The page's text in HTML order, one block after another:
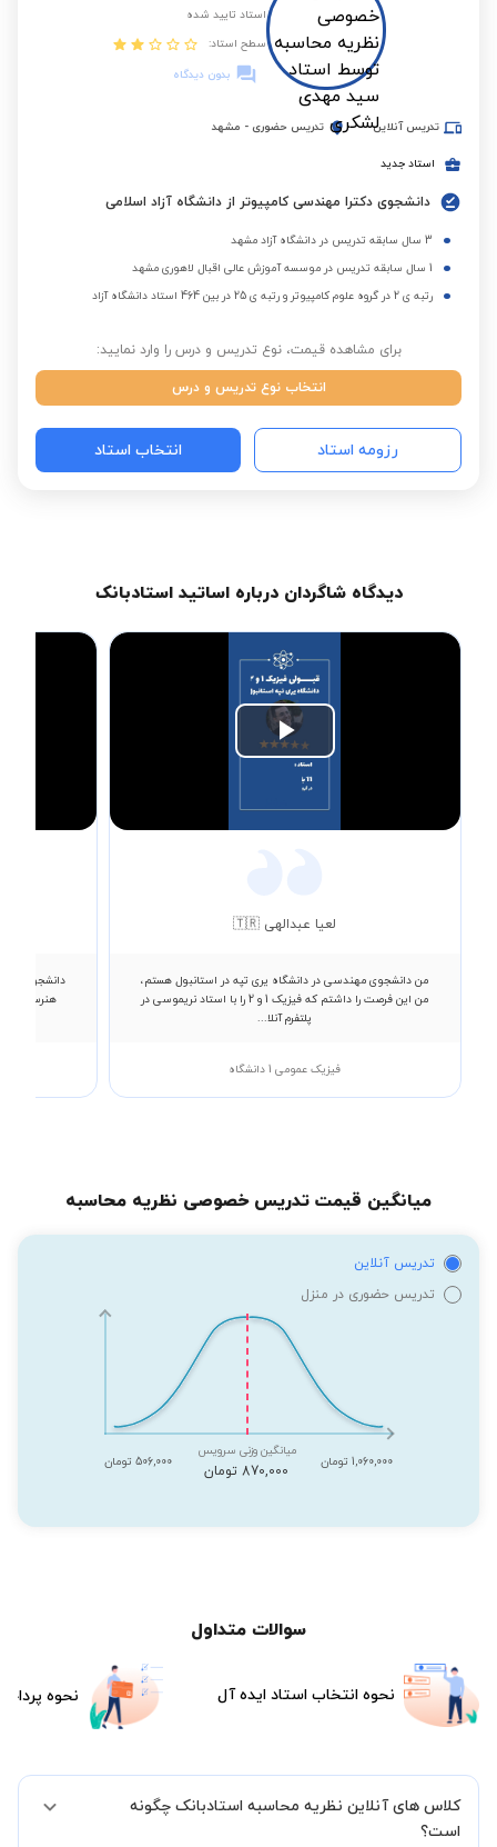
استاد تایید شده
سطح استاد:
بدون دیدگاه
تدریس آنلاین تدریس حضوری - مشهد
استاد جدید
دانشجوی دکترا مهندسی کامپیوتر از دانشگاه آزاد اسلامی
3 سال سابقه تدریس در دانشگاه آزاد مشهد
1 سال سابقه تدریس در موسسه آموزش عالی اقبال لاهوری مشهد
رتبه ی 2 در گروه علوم کامپیوتر و رتبه ی 25 در بین 464 استاد دانشگاه آزاد
برای مشاهده قیمت، نوع تدریس و درس را وارد نمایید:
انتخاب نوع تدریس و درس
رزومه استاد انتخاب استاد
دیدگاه شاگردان درباره اساتید استادبانک
Play
Video
لعیا عبدالهی 🇹🇷
من دانشجوی مهندسی در دانشگاه یری تپه در استانبول هستم،
من این فرصت را داشتم که فیزیک 1 و 2 را با استاد نریموسی در
پلتفرم آنلا...
فیزیک عمومی 1 دانشگاه
دانشجوی
هنرستان
میانگین قیمت تدریس خصوصی نظریه محاسبه
تدریس آنلاین
تدریس حضوری در منزل
1,060,000 تومان
میانگین وزنی سرویس
870,000 تومان
506,000 تومان
سوالات متداول
نحوه انتخاب استاد ایده آل نحوه
کلاس های آنلاین نظریه محاسبه استادبانک چگونه
است؟